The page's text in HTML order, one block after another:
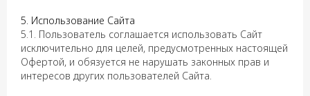
5. Использование Сайта
5.1. Пользователь соглашается использовать Сайт
исключительно для целей, предусмотренных настоящей
Офертой, и обязуется не нарушать законных прав и
интересов других пользователей Сайта.